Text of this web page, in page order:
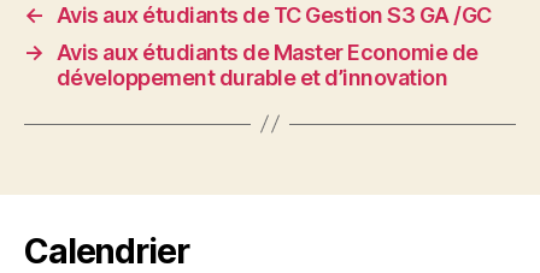
←
Avis aux étudiants de TC Gestion S3 GA /GC
→
Avis aux étudiants de Master Economie de
développement durable et d’innovation
Calendrier